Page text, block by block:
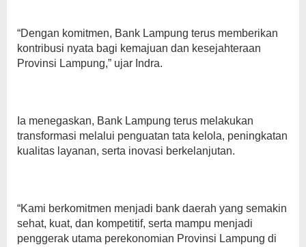
“Dengan komitmen, Bank Lampung terus memberikan
kontribusi nyata bagi kemajuan dan kesejahteraan
Provinsi Lampung,” ujar Indra.
Ia menegaskan, Bank Lampung terus melakukan
transformasi melalui penguatan tata kelola, peningkatan
kualitas layanan, serta inovasi berkelanjutan.
“Kami berkomitmen menjadi bank daerah yang semakin
sehat, kuat, dan kompetitif, serta mampu menjadi
penggerak utama perekonomian Provinsi Lampung di